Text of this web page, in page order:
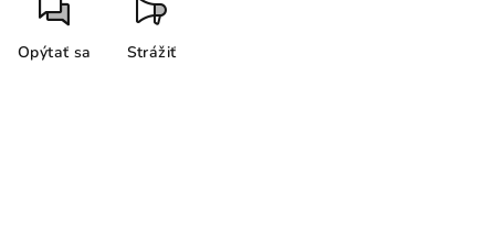
Opýtať sa Strážiť